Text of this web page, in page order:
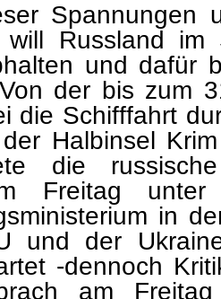
Spannungen
will Russland im
und dafür
der bis zum
die Schifffahrt
Halbinsel
die
Freitag
in
und der
-dennoch
am